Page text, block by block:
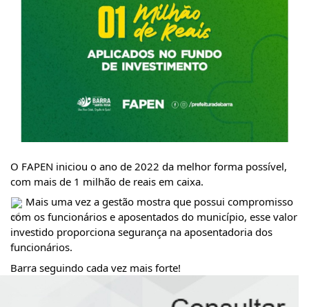
O FAPEN iniciou o ano de 2022 da melhor forma possível,
com mais de 1 milhão de reais em caixa.
Mais uma vez a gestão mostra que possui compromisso
com os funcionários e aposentados do município, esse valor
investido proporciona segurança na aposentadoria dos
funcionários.
Barra seguindo cada vez mais forte!